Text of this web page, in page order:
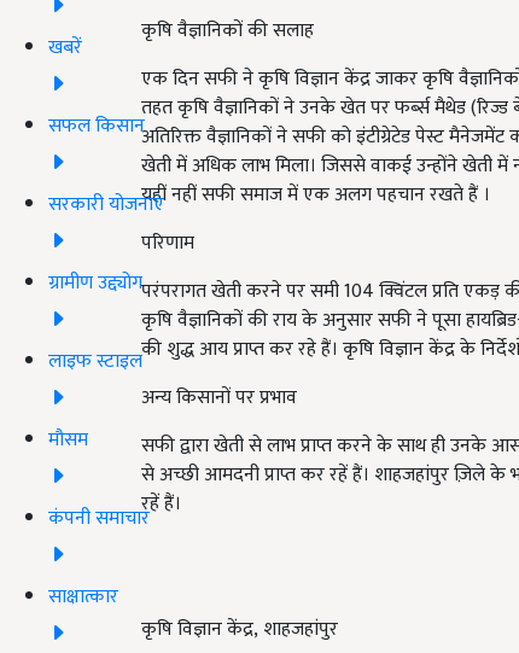
खबरें
सफल किसान
सरकारी योजनाएं
ग्रामीण उद्द्योग
लाइफ स्टाइल
मौसम
कंपनी समाचार
साक्षात्कार
कृषि वैज्ञानिकों की सलाह
एक दिन सफी ने कृषि विज्ञान केंद्र जाकर कृषि
तहत कृषि वैज्ञानिकों ने उनके खेत पर फर्ब्स मैथेड(रिज्ड
अतिरिक्त वैज्ञानिकों ने सफी को इंटीग्रेटेड पेस्ट
खेती में अधिक लाभ मिला। जिससे वाकई उन्होंने खेती में
यहीं नहीं सफी समाज में एक अलग पहचान रखते हैं ।
परिणाम
परंपरागत खेती करने पर समी104क्विंटल प्रति एकड़
कृषि वैज्ञानिकों की राय के अनुसार सफी ने पूसा हायब्रिड
की शुद्ध आय प्राप्त कर रहे हैं। कृषि विज्ञान केंद्र के
अन्य किसानों पर प्रभाव
सफी द्वारा खेती से लाभ प्राप्त करने के साथ ही उनके
से अच्छी आमदनी प्राप्त कर रहें हैं। शाहजहांपुर ज़िले
रहें हैं।
कृषि विज्ञान केंद्र,शाहजहांपुर